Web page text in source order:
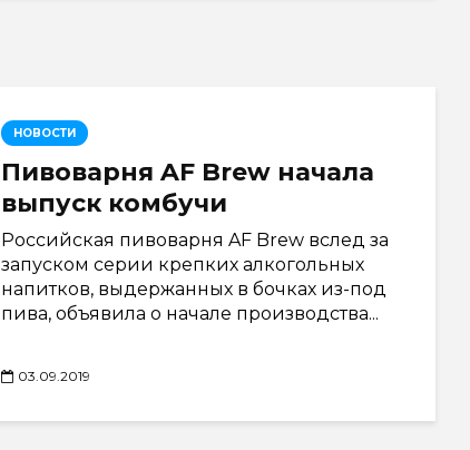
НОВОСТИ
Пивоварня AF Brew начала
выпуск комбучи
Российская пивоварня AF Brew вслед за
запуском серии крепких алкогольных
напитков, выдержанных в бочках из-под
пива, объявила о начале производства...
03.09.2019